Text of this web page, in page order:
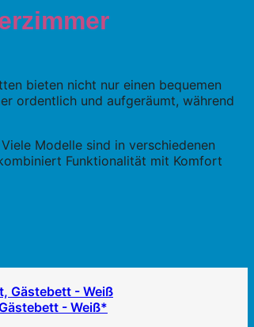
bieten nicht nur einen bequemen
ordentlich und aufgeräumt, während
Modelle sind in verschiedenen
Funktionalität mit Komfort
- Weiß*